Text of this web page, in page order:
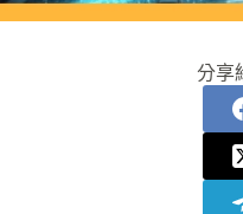
分享